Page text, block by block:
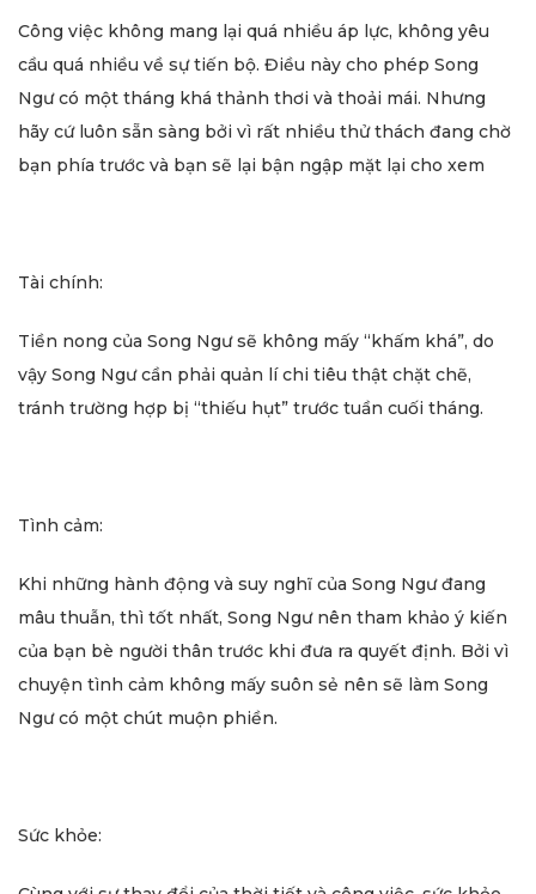
Công việc không mang lại quá nhiều áp lực, không yêu
cầu quá nhiều về sự tiến bộ. Điều này cho phép Song
Ngư có một tháng khá thảnh thơi và thoải mái. Nhưng
hãy cứ luôn sẵn sàng bởi vì rất nhiều thử thách đang chờ
bạn phía trước và bạn sẽ lại bận ngập mặt lại cho xem
Tài chính:
Tiền nong của Song Ngư sẽ không mấy “khấm khá”, do
vậy Song Ngư cần phải quản lí chi tiêu thật chặt chẽ,
tránh trường hợp bị “thiếu hụt” trước tuần cuối tháng.
Tình cảm:
Khi những hành động và suy nghĩ của Song Ngư đang
mâu thuẫn, thì tốt nhất, Song Ngư nên tham khảo ý kiến
của bạn bè người thân trước khi đưa ra quyết định. Bởi vì
chuyện tình cảm không mấy suôn sẻ nên sẽ làm Song
Ngư có một chút muộn phiền.
Sức khỏe: